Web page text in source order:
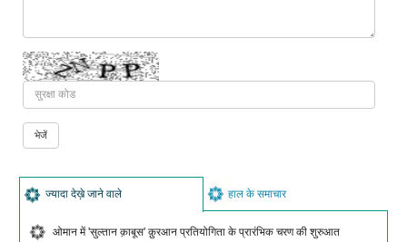
ज्यादा देख़े जाने वाले हाल के समाचार
ओमान में 'सुल्तान क़ाबूस' क़ुरआन प्रतियोगिता के प्रारंभिक चरण की शुरुआत